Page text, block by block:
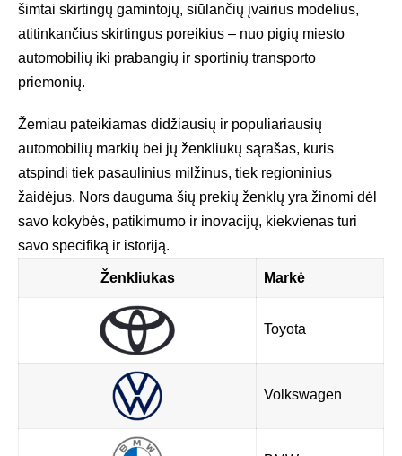
šimtai skirtingų gamintojų, siūlančių įvairius modelius,
atitinkančius skirtingus poreikius – nuo pigių miesto
automobilių iki prabangių ir sportinių transporto
priemonių.
Žemiau pateikiamas didžiausių ir populiariausių
automobilių markių bei jų ženkliukų sąrašas, kuris
atspindi tiek pasaulinius milžinus, tiek regioninius
žaidėjus. Nors dauguma šių prekių ženklų yra žinomi dėl
savo kokybės, patikimumo ir inovacijų, kiekvienas turi
savo specifiką ir istoriją.
Ženkliukas Markė
Toyota
Volkswagen